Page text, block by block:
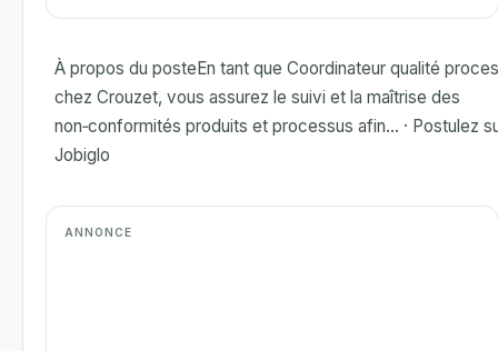
À propos du posteEn tant que Coordinateur qualité
chez Crouzet, vous assurez le suivi et la maîtrise des
non‑conformités produits et processus afin... · Postulez
Jobiglo